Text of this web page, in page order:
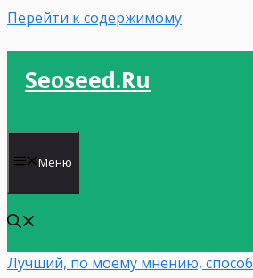
Перейти к содержимому
Seoseed.ru
Меню
Лучший, по моему мнению, способ